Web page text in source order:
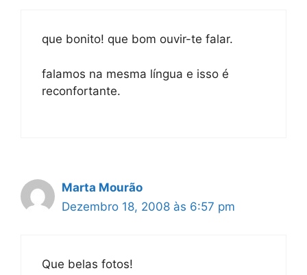
que bonito! que bom ouvir-te falar.
falamos na mesma língua e isso é
reconfortante.
Marta Mourão
Dezembro 18, 2008 às 6:57 pm
Que belas fotos!